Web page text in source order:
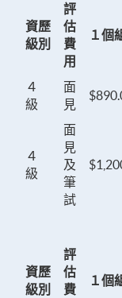
資歷
級別
評
估
費
用
１個
４
級
面
見
４
級
面
見
及
筆
試
資歷
級別
評
估
費
１個